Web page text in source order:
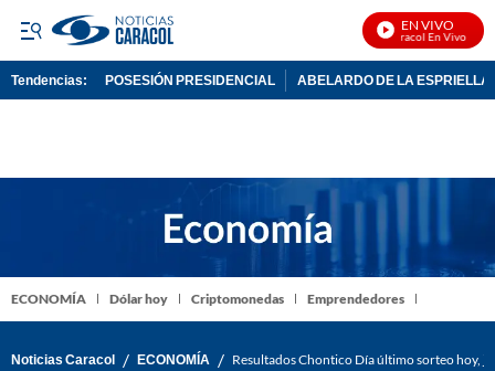
EN VIVO
Noticias Caracol En Vivo
Tendencias: POSESIÓN PRESIDENCIAL ABELARDO DE LA ESPRIELLA
ECONOMÍA Dólar hoy Criptomonedas Emprendedores
Noticias Caracol / ECONOMÍA / Resultados Chontico Día último sorteo hoy,